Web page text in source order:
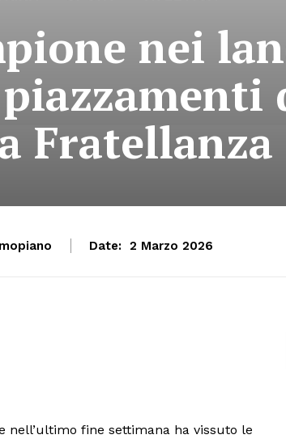
nei
Fratellanza
Date: 2 Marzo 2026
nell’ultimo fine settimana ha vissuto le